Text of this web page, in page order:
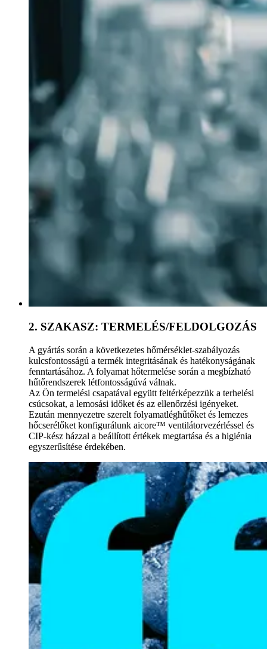
2. SZAKASZ: TERMELÉS/FELDOLGOZÁS
A gyártás során a következetes hőmérséklet-szabályozás
kulcsfontosságú a termék integritásának és hatékonyságának
fenntartásához. A folyamat hőtermelése során a megbízható
hűtőrendszerek létfontosságúvá válnak.
Az Ön termelési csapatával együtt feltérképezzük a terhelési
csúcsokat, a lemosási időket és az ellenőrzési igényeket.
Ezután mennyezetre szerelt folyamatléghűtőket és lemezes
hőcserélőket konfigurálunk aicore™ ventilátorvezérléssel és
CIP-kész házzal a beállított értékek megtartása és a higiénia
egyszerűsítése érdekében.